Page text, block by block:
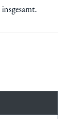
insgesamt.